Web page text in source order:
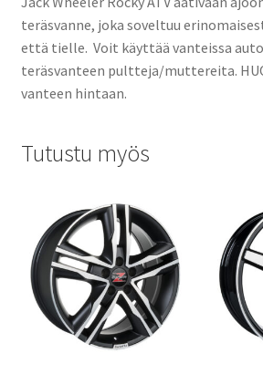
teräsvanne, joka soveltuu
että tielle. Voit käyttää vanteissa
teräsvanteen pultteja/muttereita.
vanteen hintaan.
Tutustu myös